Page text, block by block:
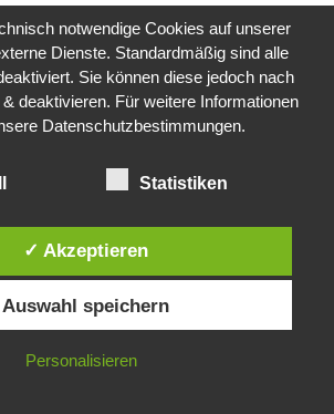
Cookies. Durch die weitere Nutzung dieser
Verwendung von Cookies zu.
IN ORDNUNG
notwendige Cookies auf unserer
Dienste. Standardmäßig sind alle
Sie können diese jedoch nach
deaktivieren. Für weitere Informationen
Datenschutzbestimmungen.
Statistiken
✓ Akzeptieren
Auswahl speichern
Personalisieren